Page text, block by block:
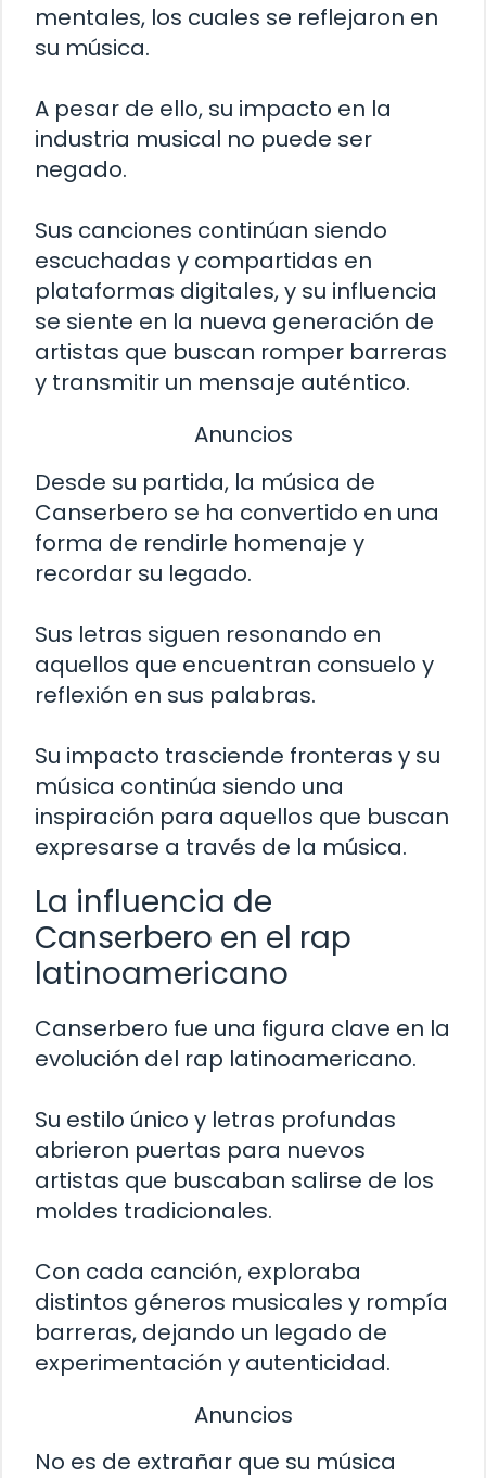
mentales, los cuales se reflejaron en
su música.
A pesar de ello, su impacto en la
industria musical no puede ser
negado.
Sus canciones continúan siendo
escuchadas y compartidas en
plataformas digitales, y su influencia
se siente en la nueva generación de
artistas que buscan romper barreras
y transmitir un mensaje auténtico.
Anuncios
Desde su partida, la música de
Canserbero se ha convertido en una
forma de rendirle homenaje y
recordar su legado.
Sus letras siguen resonando en
aquellos que encuentran consuelo y
reflexión en sus palabras.
Su impacto trasciende fronteras y su
música continúa siendo una
inspiración para aquellos que buscan
expresarse a través de la música.
La influencia de
Canserbero en el rap
latinoamericano
Canserbero fue una figura clave en la
evolución del rap latinoamericano.
Su estilo único y letras profundas
abrieron puertas para nuevos
artistas que buscaban salirse de los
moldes tradicionales.
Con cada canción, exploraba
distintos géneros musicales y rompía
barreras, dejando un legado de
experimentación y autenticidad.
Anuncios
No es de extrañar que su música